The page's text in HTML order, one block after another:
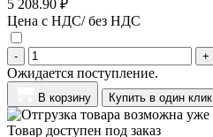
5 208.90 ₽
Цена с НДС/ без НДС
- +
Ожидается поступление.
В корзину Купить в один клик
Товар доступен под заказ